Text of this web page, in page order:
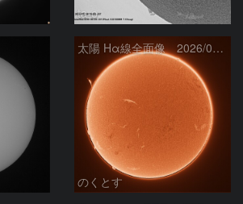
ta-o
太陽 Hα線全面像 2026/08/08
のくとす